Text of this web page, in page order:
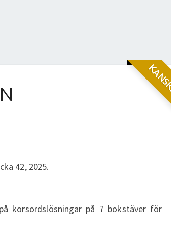
42, 2025.
korsordslösningar på 7 bokstäver för